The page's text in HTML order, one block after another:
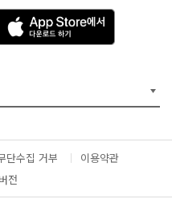
A
p
p
e
서
다
운
드
단수집 거부
이용약관
전